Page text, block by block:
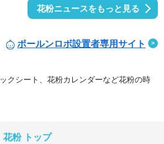
花粉ニュースをもっと見る
ポールンロボ設置者専用サイト
クシート、花粉カレンダーなど花粉の時
花粉 トップ